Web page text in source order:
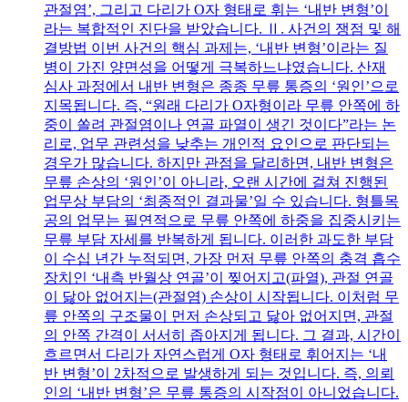
관절염’, 그리고 다리가 O자 형태로 휘는 ‘내반 변형’이
라는 복합적인 진단을 받았습니다. Ⅱ. 사건의 쟁점 및 해
결방법 이번 사건의 핵심 과제는, ‘내반 변형’이라는 질
병이 가진 양면성을 어떻게 극복하느냐였습니다. 산재
심사 과정에서 내반 변형은 종종 무릎 통증의 ‘원인’으로
지목됩니다. 즉, “원래 다리가 O자형이라 무릎 안쪽에 하
중이 쏠려 관절염이나 연골 파열이 생긴 것이다”라는 논
리로, 업무 관련성을 낮추는 개인적 요인으로 판단되는
경우가 많습니다. 하지만 관점을 달리하면, 내반 변형은
무릎 손상의 ‘원인’이 아니라, 오랜 시간에 걸쳐 진행된
업무상 부담의 ‘최종적인 결과물’일 수 있습니다. 형틀목
공의 업무는 필연적으로 무릎 안쪽에 하중을 집중시키는
무릎 부담 자세를 반복하게 됩니다. 이러한 과도한 부담
이 수십 년간 누적되면, 가장 먼저 무릎 안쪽의 충격 흡수
장치인 ‘내측 반월상 연골’이 찢어지고(파열), 관절 연골
이 닳아 없어지는(관절염) 손상이 시작됩니다. 이처럼 무
릎 안쪽의 구조물이 먼저 손상되고 닳아 없어지면, 관절
의 안쪽 간격이 서서히 좁아지게 됩니다. 그 결과, 시간이
흐르면서 다리가 자연스럽게 O자 형태로 휘어지는 ‘내
반 변형’이 2차적으로 발생하게 되는 것입니다. 즉, 의뢰
인의 ‘내반 변형’은 무릎 통증의 시작점이 아니었습니다.